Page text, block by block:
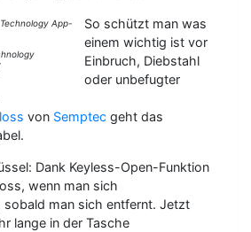
So schützt man was
einem wichtig ist vor
Einbruch, Diebstahl
oder unbefugter
von Semptec geht das
Dank Keyless-Open-Funktion
wenn man sich
sobald man sich entfernt. Jetzt
lange in der Tasche